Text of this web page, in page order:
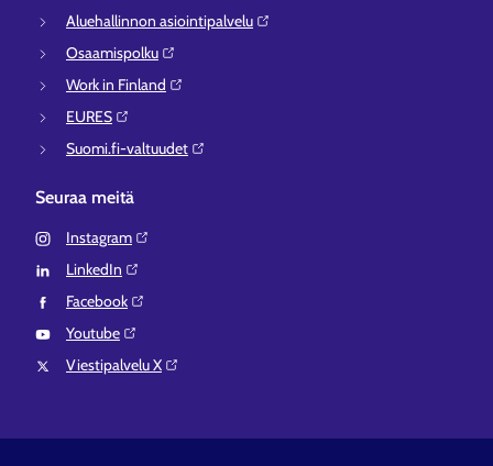
Aluehallinnon asiointipalvelu⁠
Osaamispolku⁠
Work in Finland⁠
EURES⁠
Suomi.fi-valtuudet⁠
Seuraa meitä
Instagram⁠
LinkedIn⁠
Facebook⁠
Youtube⁠
Viestipalvelu X⁠